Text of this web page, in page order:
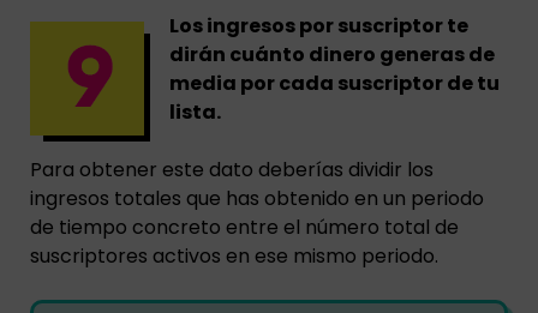
Los ingresos por suscriptor te
dirán cuánto dinero generas de
media por cada suscriptor de tu
lista.
Para obtener este dato deberías dividir los
ingresos totales que has obtenido en un periodo
de tiempo concreto entre el número total de
suscriptores activos en ese mismo periodo.